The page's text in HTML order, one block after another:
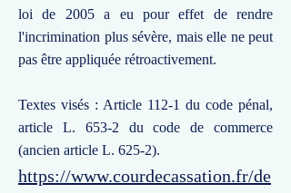
loi de 2005 a eu pour effet de rendre
l'incrimination plus sévère, mais elle ne peut
pas être appliquée rétroactivement.
Textes visés : Article 112-1 du code pénal,
article L. 653-2 du code de commerce
(ancien article L. 625-2).
https://www.courdecassation.fr/de